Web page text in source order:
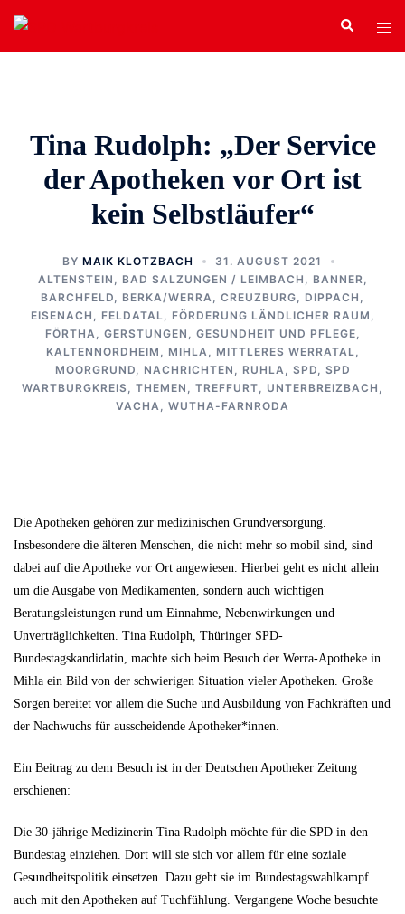
Zum
Inhalt
springen
Search
Tina Rudolph: „Der Service
der Apotheken vor Ort ist
kein Selbstläufer“
BY MAIK KLOTZBACH
31. AUGUST 2021
ALTENSTEIN
BAD SALZUNGEN / LEIMBACH BANNER
BARCHFELD
BERKA/WERRA CREUZBURG DIPPACH
EISENACH
FELDATAL FÖRDERUNG LÄNDLICHER RAUM
FÖRTHA
GERSTUNGEN GESUNDHEIT UND PFLEGE
KALTENNORDHEIM
MIHLA MITTLERES WERRATAL
MOORGRUND
NACHRICHTEN RUHLA SPD
SPD
WARTBURGKREIS
THEMEN TREFFURT UNTERBREIZBACH
VACHA
WUTHA-FARNRODA
Die Apotheken gehören zur medizinischen Grundversorgung.
Insbesondere die älteren Menschen, die nicht mehr so mobil sind, sind
dabei auf die Apotheke vor Ort angewiesen. Hierbei geht es nicht allein
um die Ausgabe von Medikamenten, sondern auch wichtigen
Beratungsleistungen rund um Einnahme, Nebenwirkungen und
Unverträglichkeiten. Tina Rudolph, Thüringer SPD-
Bundestagskandidatin, machte sich beim Besuch der Werra-Apotheke in
Mihla ein Bild von der schwierigen Situation vieler Apotheken. Große
Sorgen bereitet vor allem die Suche und Ausbildung von Fachkräften und
der Nachwuchs für ausscheidende Apotheker*innen.
Ein Beitrag zu dem Besuch ist in der Deutschen Apotheker Zeitung
erschienen:
Die 30-jährige Medizinerin Tina Rudolph möchte für die SPD in den
Bundestag einziehen. Dort will sie sich vor allem für eine soziale
Gesundheitspolitik einsetzen. Dazu geht sie im Bundestagswahlkampf
auch mit den Apotheken auf Tuchfühlung. Vergangene Woche besuchte